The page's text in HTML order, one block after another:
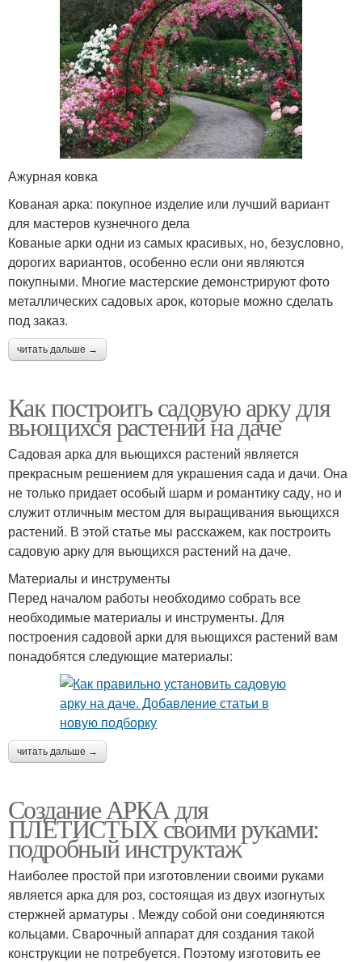
Ажурная ковка
Кованая арка: покупное изделие или лучший вариант
для мастеров кузнечного дела
Кованые арки одни из самых красивых, но, безусловно,
дорогих вариантов, особенно если они являются
покупными. Многие мастерские демонстрируют фото
металлических садовых арок, которые можно сделать
под заказ.
читать дальше →
Как построить садовую арку для
вьющихся растений на даче
Садовая арка для вьющихся растений является
прекрасным решением для украшения сада и дачи. Она
не только придает особый шарм и романтику саду, но и
служит отличным местом для выращивания вьющихся
растений. В этой статье мы расскажем, как построить
садовую арку для вьющихся растений на даче.
Материалы и инструменты
Перед началом работы необходимо собрать все
необходимые материалы и инструменты. Для
построения садовой арки для вьющихся растений вам
понадобятся следующие материалы:
читать дальше →
Создание АРКА для
ПЛЕТИСТЫХ своими руками:
подробный инструктаж
Наиболее простой при изготовлении своими руками
является арка для роз, состоящая из двух изогнутых
стержней арматуры . Между собой они соединяются
кольцами. Сварочный аппарат для создания такой
конструкции не потребуется. Поэтому изготовить ее